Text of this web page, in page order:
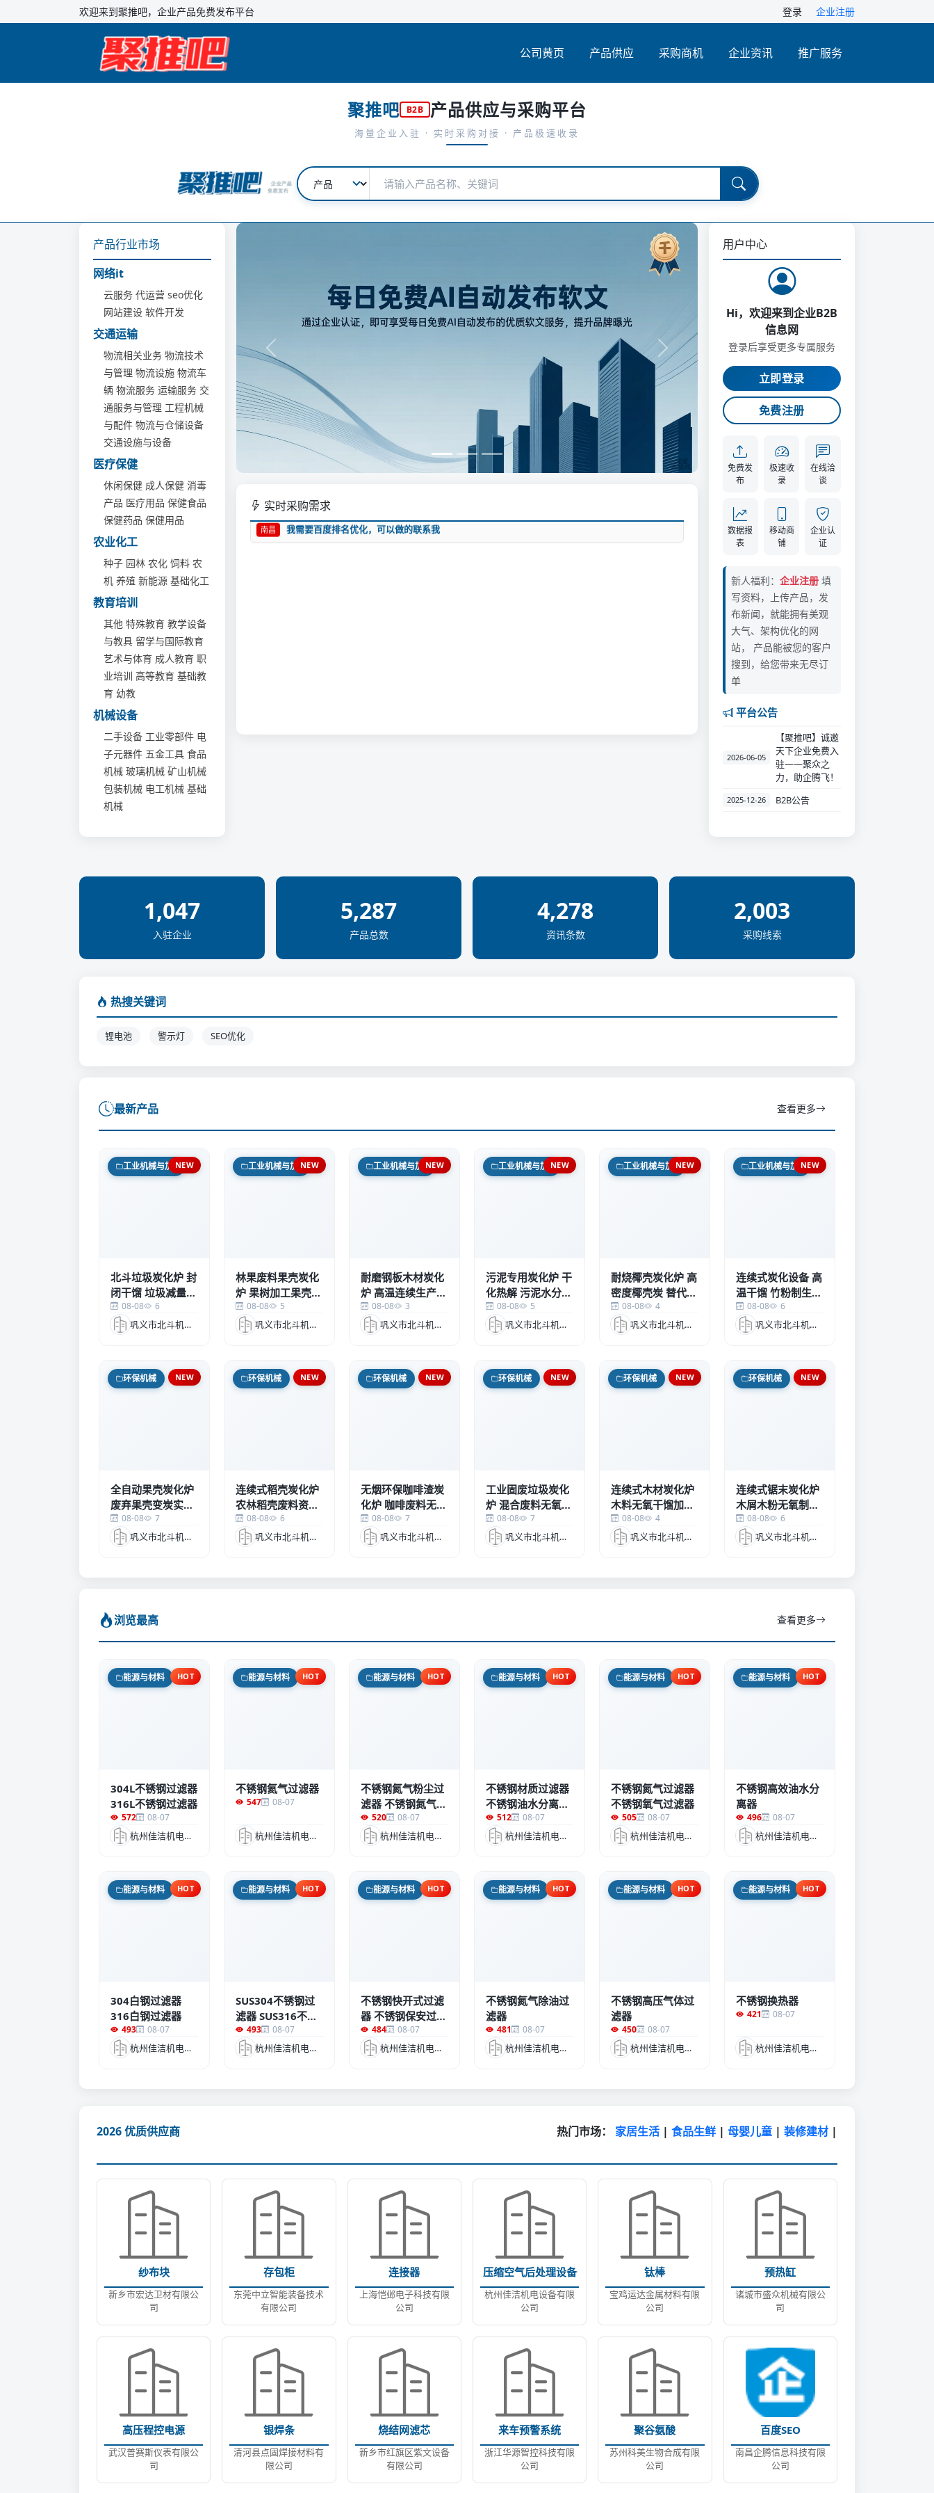
欢迎来到聚推吧，企业产品免费发布平台 登录 企业注册
公司黄页 产品供应 采购商机 企业资讯 推广服务
聚推吧 B2B 产品供应与采购平台
海量企业入驻 · 实时采购对接 · 产品极速收录
产品行业市场
网络it
云服务 代运营 seo优化
网站建设 软件开发
交通运输
物流相关业务 物流技术
与管理 物流设施 物流车
辆 物流服务 运输服务 交
通服务与管理 工程机械
与配件 物流与仓储设备
交通设施与设备
医疗保健
休闲保健 成人保健 消毒
产品 医疗用品 保健食品
保健药品 保健用品
农业化工
种子 园林 农化 饲料 农
机 养殖 新能源 基础化工
教育培训
其他 特殊教育 教学设备
与教具 留学与国际教育
艺术与体育 成人教育 职
业培训 高等教育 基础教
育 幼教
机械设备
二手设备 工业零部件 电
子元器件 五金工具 食品
机械 玻璃机械 矿山机械
包装机械 电工机械 基础
机械
实时采购需求
南昌 我需要百度排名优化，可以做的联系我
用户中心
Hi，欢迎来到企业B2B
信息网
登录后享受更多专属服务
立即登录
免费注册
免费发
布
极速收
录
在线洽
谈
数据报
表
移动商
铺
企业认
证
新人福利： 企业注册填
写资料，上传产品，发
布新闻，就能拥有美观
大气、架构优化的网
站， 产品能被您的客户
搜到，给您带来无尽订
单
平台公告
2026-06-05
【聚推吧】诚邀
天下企业免费入
驻——聚众之
力，助企腾飞！
2025-12-26 B2B公告
1,047
入驻企业
5,287
产品总数
4,278
资讯条数
2,003
采购线索
热搜关键词
锂电池 警示灯 SEO优化
最新产品 查看更多
工业机械与加工设备
NEW
北斗垃圾炭化炉 封
闭干馏 垃圾减量化
处理 w
08-08 6
巩义市北斗机械科技有限公司
工业机械与加工设备
NEW
林果废料果壳炭化
炉 果树加工果壳
实现循环利用 w
08-08 5
巩义市北斗机械科技有限公司
工业机械与加工设备
NEW
耐磨钢板木材炭化
炉 高温连续生产
坚固耐用 w
08-08 3
巩义市北斗机械科技有限公司
工业机械与加工设备
NEW
污泥专用炭化炉 干
化热解 污泥水分蒸
发减量w
08-08 5
巩义市北斗机械科技有限公司
工业机械与加工设备
NEW
耐烧椰壳炭化炉 高
密度椰壳炭 替代煤
炭 w08-08 4
巩义市北斗机械科技有限公司
工业机械与加工设备
NEW
连续式炭化设备 高
温干馏 竹粉制生物
炭w08-08 6
巩义市北斗机械科技有限公司
环保机械 NEW
全自动果壳炭化炉
废弃果壳变炭实现
农林废弃物循环利
用p
08-08 7
巩义市北斗机械科技有限公司
环保机械 NEW
连续式稻壳炭化炉
农林稻壳废料资源
化利用制炭设备p
08-08 6
巩义市北斗机械科技有限公司
环保机械 NEW
无烟环保咖啡渣炭
化炉 咖啡废料无氧
热解制炭设备p
08-08 7
巩义市北斗机械科技有限公司
环保机械 NEW
工业固废垃圾炭化
炉 混合废料无氧炭
化设备p
08-08 7
巩义市北斗机械科技有限公司
环保机械 NEW
连续式木材炭化炉
木料无氧干馏加工
设备P
08-08 4
巩义市北斗机械科技有限公司
环保机械 NEW
连续式锯末炭化炉
木屑木粉无氧制炭
加工设备p
08-08 6
巩义市北斗机械科技有限公司
浏览最高 查看更多
能源与材料 HOT
304L不锈钢过滤器
316L不锈钢过滤器
572 08-07
杭州佳洁机电设备有限公司
能源与材料 HOT
不锈钢氦气过滤器
547 08-07
杭州佳洁机电设备有限公司
能源与材料 HOT
不锈钢氮气粉尘过
滤器 不锈钢氮气除
尘过滤器
520 08-07
杭州佳洁机电设备有限公司
能源与材料 HOT
不锈钢材质过滤器
不锈钢油水分离器
不锈钢高效除油器
512 08-07
杭州佳洁机电设备有限公司
能源与材料 HOT
不锈钢氮气过滤器
不锈钢氧气过滤器
505 08-07
杭州佳洁机电设备有限公司
能源与材料 HOT
不锈钢高效油水分
离器
496 08-07
杭州佳洁机电设备有限公司
能源与材料 HOT
304白钢过滤器
316白钢过滤器
493 08-07
杭州佳洁机电设备有限公司
能源与材料 HOT
SUS304不锈钢过
滤器 SUS316不锈
钢过滤器
493 08-07
杭州佳洁机电设备有限公司
能源与材料 HOT
不锈钢快开式过滤
器 不锈钢保安过滤
器 484 08-07
杭州佳洁机电设备有限公司
能源与材料 HOT
不锈钢氮气除油过
滤器
481 08-07
杭州佳洁机电设备有限公司
能源与材料 HOT
不锈钢高压气体过
滤器
450 08-07
杭州佳洁机电设备有限公司
能源与材料 HOT
不锈钢换热器
421 08-07
杭州佳洁机电设备有限公司
2026 优质供应商 热门市场： 家居生活 | 食品生鲜 | 母婴儿童 | 装修建材 |
纱布块
新乡市宏达卫材有限公
司
存包柜
东莞中立智能装备技术
有限公司
连接器
上海恺邺电子科技有限
公司
压缩空气后处理设备
杭州佳洁机电设备有限
公司
钛棒
宝鸡运达金属材料有限
公司
预热缸
诸城市盛众机械有限公
司
高压程控电源
武汉普赛斯仪表有限公
司
银焊条
清河县点固焊接材料有
限公司
烧结网滤芯
新乡市红旗区紫文设备
有限公司
来车预警系统
浙江华源智控科技有限
公司
聚谷氨酸
苏州科美生物合成有限
公司
百度SEO
南昌企腾信息科技有限
公司